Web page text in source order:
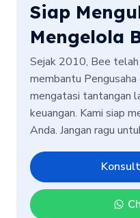
Siap
Mengelola
Sejak 2010, Bee
membantu
mengatasi tantangan
keuangan. Kami siap
Anda. Jangan ragu